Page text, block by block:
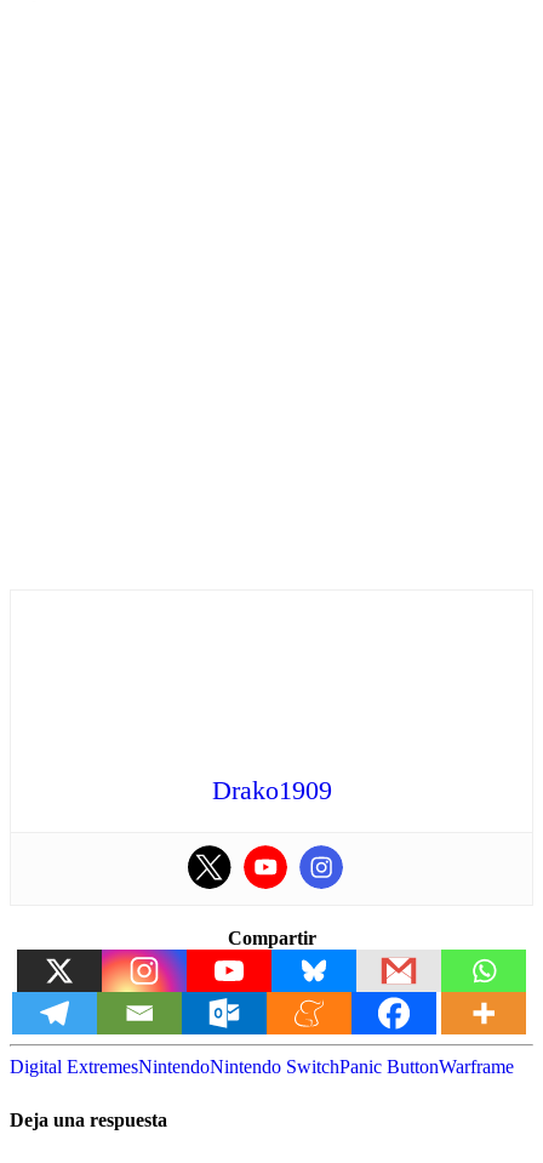
Drako1909
Compartir
Digital ExtremesNintendoNintendo SwitchPanic ButtonWarframe
Deja una respuesta